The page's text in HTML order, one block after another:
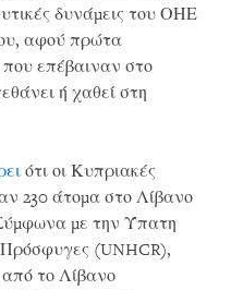
δυνάμεις του ΟΗΕ
αφού πρώτα
επέβαιναν στο
ή χαθεί στη
ότι οι Κυπριακές
230 άτομα στο Λίβανο
με την Ύπατη
(UNHCR),
το Λίβανο